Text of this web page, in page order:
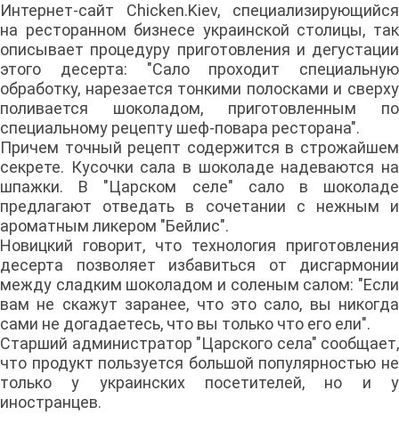
Интернет-сайт Chicken.Kiev, специализирующийся
на ресторанном бизнесе украинской столицы, так
описывает процедуру приготовления и дегустации
этого десерта: "Сало проходит специальную
обработку, нарезается тонкими полосками и сверху
поливается шоколадом, приготовленным по
специальному рецепту шеф-повара ресторана".
Причем точный рецепт содержится в строжайшем
секрете. Кусочки сала в шоколаде надеваются на
шпажки. В "Царском селе" сало в шоколаде
предлагают отведать в сочетании с нежным и
ароматным ликером "Бейлис".
Новицкий говорит, что технология приготовления
десерта позволяет избавиться от дисгармонии
между сладким шоколадом и соленым салом: "Если
вам не скажут заранее, что это сало, вы никогда
сами не догадаетесь, что вы только что его ели".
Старший администратор "Царского села" сообщает,
что продукт пользуется большой популярностью не
только у украинских посетителей, но и у
иностранцев.